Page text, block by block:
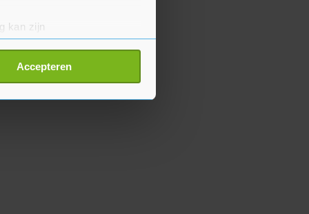
kan zijn
detailgedeelte
Accepteren